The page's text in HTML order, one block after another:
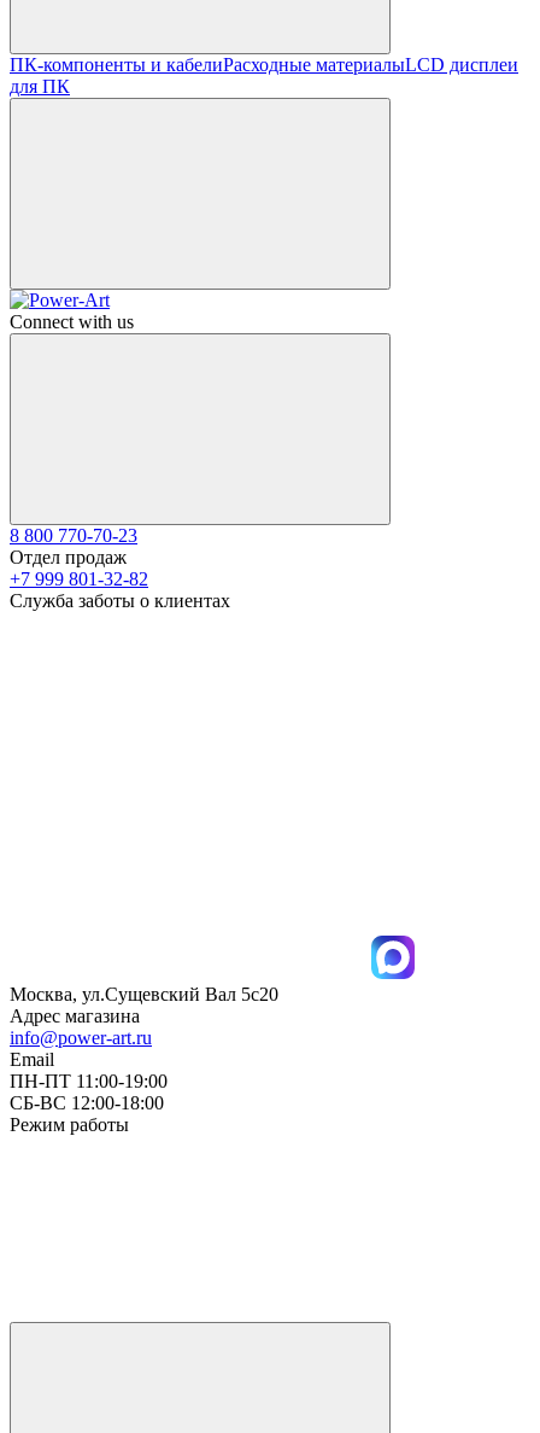
ПК-компоненты и кабелиРасходные материалыLCD дисплеи
для ПК
Connect with us
8 800 770-70-23
Отдел продаж
+7 999 801-32-82
Служба заботы о клиентах
Москва, ул.Сущевский Вал 5с20
Адрес магазина
info@power-art.ru
Email
ПН-ПТ 11:00-19:00
СБ-ВС 12:00-18:00
Режим работы